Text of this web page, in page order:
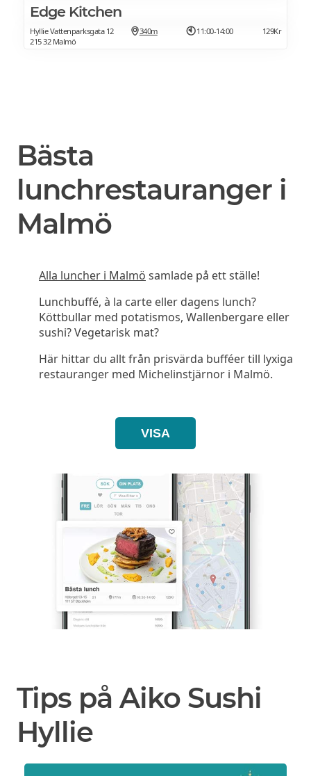
Edge Kitchen
Hyllie Vattenparksgata 12
215 32 Malmö
340m 11:00-14:00 129Kr
Bästa
lunchrestauranger i
Malmö
Alla luncher i Malmö samlade på ett ställe!
Lunchbuffé, à la carte eller dagens lunch?
Köttbullar med potatismos, Wallenbergare eller
sushi? Vegetarisk mat?
Här hittar du allt från prisvärda bufféer till lyxiga
restauranger med Michelinstjärnor i Malmö.
VISA
Tips på Aiko Sushi
Hyllie